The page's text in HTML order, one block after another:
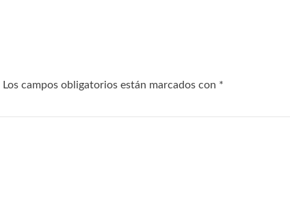
Los campos obligatorios están marcados con *